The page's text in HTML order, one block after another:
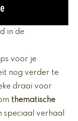
in de
voor je
nog verder te
draai voor
thematische
speciaal verhaal